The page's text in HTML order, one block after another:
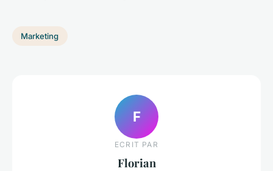
Marketing
F
ECRIT PAR
Florian